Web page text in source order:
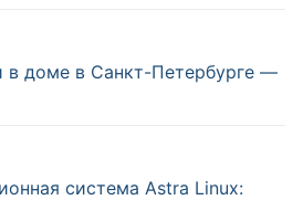
в доме в Санкт-Петербурге —
система Astra Linux: